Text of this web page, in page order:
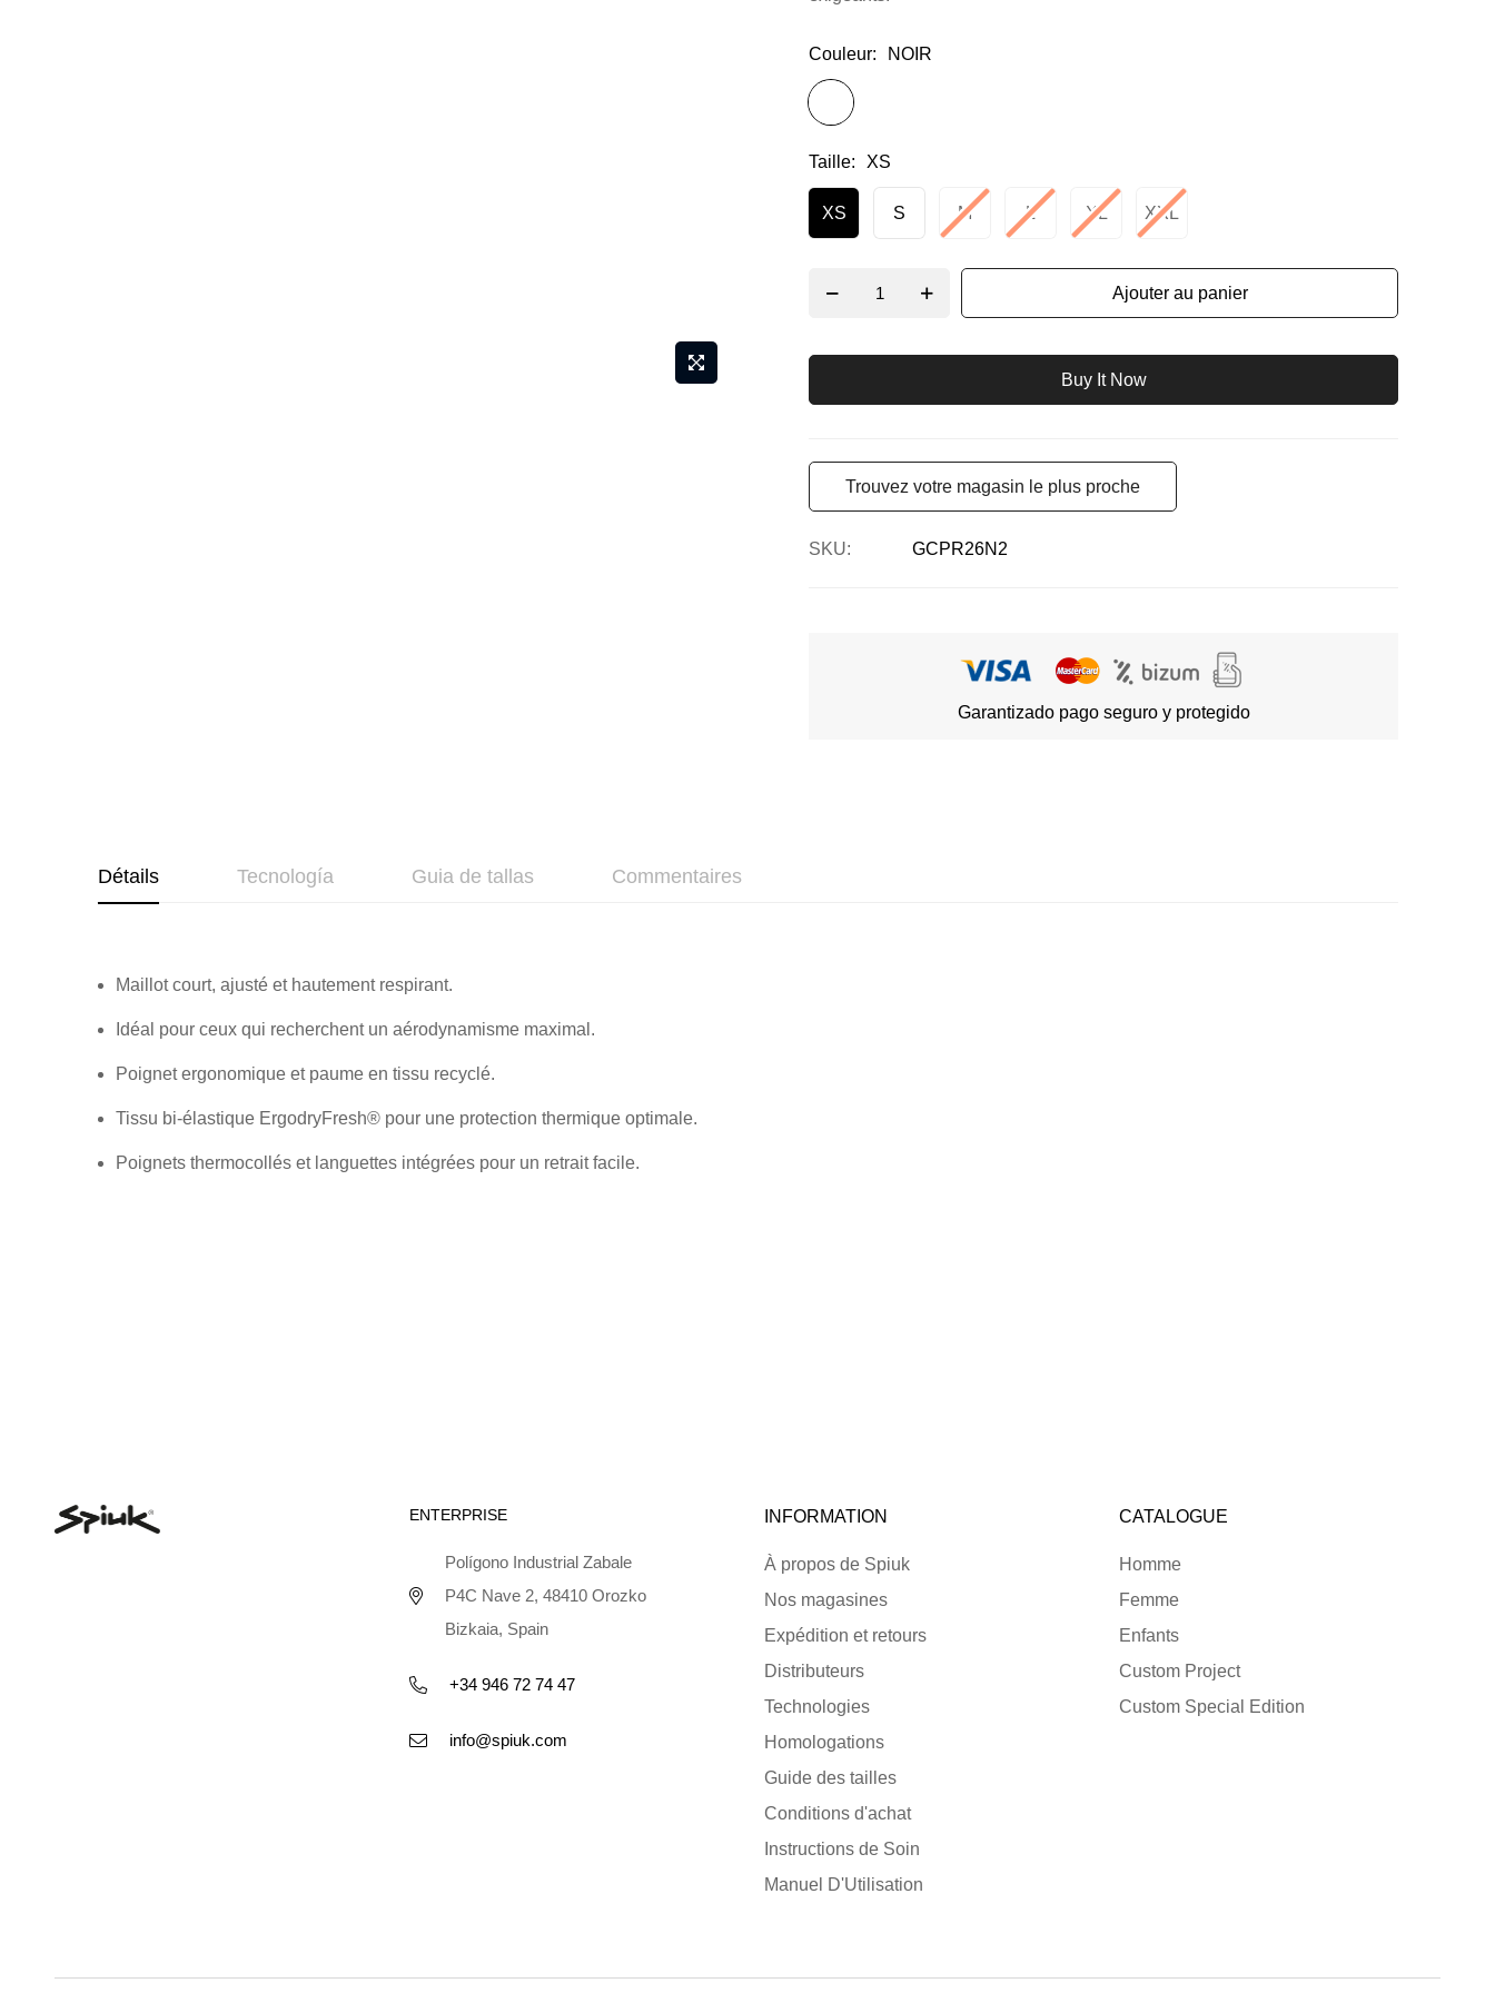
Couleur NOIR
Taille XS
XS S M L XL XXL
Ajouter au panier
Buy It Now
Trouvez votre magasin le plus proche
SKU GCPR26N2
Garantizado pago seguro y protegido
Détails
Maillot court, ajusté et hautement respirant.
Idéal pour ceux qui recherchent un aérodynamisme maximal.
Poignet ergonomique et paume en tissu recyclé.
Tissu bi-élastique ErgodryFresh® pour une protection thermique optimale.
Poignets thermocollés et languettes intégrées pour un retrait facile.
Tecnología Guia de tallas Commentaires
ENTERPRISE
Polígono Industrial Zabale
P4C Nave 2, 48410 Orozko
Bizkaia, Spain
+34 946 72 74 47
info@spiuk.com
INFORMATION
À propos de Spiuk
Nos magasines
Expédition et retours
Distributeurs
Technologies
Homologations
Guide des tailles
Conditions d'achat
Instructions de Soin
Manuel D'Utilisation
CATALOGUE
Homme
Femme
Enfants
Custom Project
Custom Special Edition